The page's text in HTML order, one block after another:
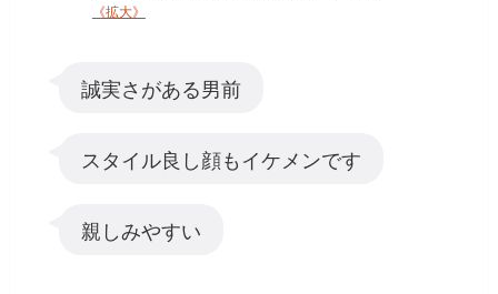
《拡大》
誠実さがある男前
スタイル良し顔もイケメンです
親しみやすい